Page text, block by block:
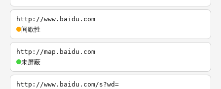
http://www.baidu.com
间歇性
http://map.baidu.com
未屏蔽
http://www.baidu.com/s?wd=